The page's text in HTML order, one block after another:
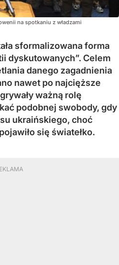
na spotkaniu z władzami
sformalizowana forma
dyskutowanych”. Celem
danego zagadnienia
nawet po najcięższe
ważną rolę
podobnej swobody, gdy
ukraińskiego, choć
się światełko.